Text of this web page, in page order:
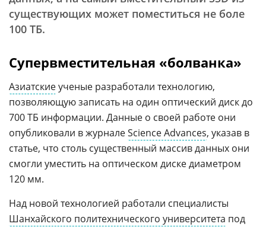
существующих может поместиться не боле
100 ТБ.
Супервместительная «болванка»
Азиатскиеученые разработали технологию,
позволяющую записать на один оптический диск до
700 ТБ информации. Данные о своей работе они
опубликовали в журналеScience Advances, указав в
статье, что столь существенный массив данных они
смогли уместить на оптическом диске диаметром
120 мм.
Над новой технологией работали специалисты
Шанхайского политехнического университета под